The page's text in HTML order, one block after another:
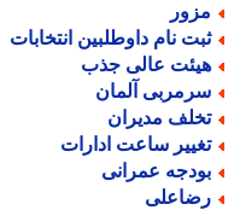
نام داوطلبین انتخابات
عالی جذب
آلمان
مدیران
ساعت ادارات
عمرانی